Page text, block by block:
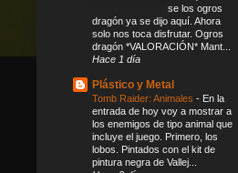
se los ogros
dragón ya se dijo aquí. Ahora
solo nos toca disfrutar. Ogros
dragón *VALORACIÓN* Mant...
Hace 1 día
Plástico y Metal
Tomb Raider: Animales - En la
entrada de hoy voy a mostrar a
los enemigos de tipo animal que
incluye el juego. Primero, los
lobos. Pintados con el kit de
pintura negra de Vallej...